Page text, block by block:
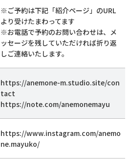
※ご予約は下記「紹介ページ」のURL
より受けたまわってます
※お電話で予約のお問い合わせは、メ
ッセージを残していただければ折り返
しご連絡いたします。
https://anemone-m.studio.site/con
tact
https://note.com/anemonemayu
https://www.instagram.com/anemo
ne.mayuko/